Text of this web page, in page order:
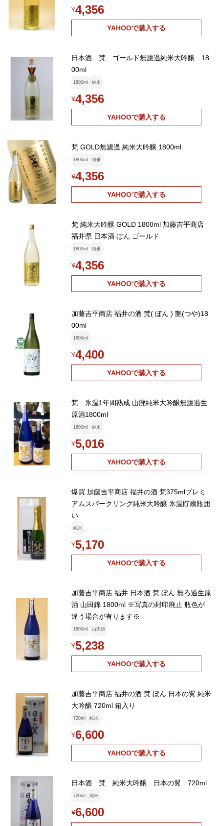
¥4,356
YAHOOで購入する
日本酒 梵 ゴールド無濾過純米大吟醸 18
00ml
1800ml 純米
¥4,356
YAHOOで購入する
梵 GOLD無濾過 純米大吟醸 1800ml
1800ml 純米
¥4,356
YAHOOで購入する
梵 純米大吟醸 GOLD 1800ml 加藤吉平商店
福井県 日本酒 ぼん ゴールド
1800ml 純米
¥4,356
YAHOOで購入する
加藤吉平商店 福井の酒 梵( ぼん ) 艶(つや)18
00ml
1800ml
¥4,400
YAHOOで購入する
梵 氷温1年間熟成 山廃純米大吟醸無濾過生
原酒1800ml
1800ml 純米
¥5,016
YAHOOで購入する
爆買 加藤吉平商店 福井の酒 梵375mlプレミ
アムスパークリング純米大吟醸 氷温貯蔵瓶囲
い
純米
¥5,170
YAHOOで購入する
加藤吉平商店 福井 日本酒 梵 ぼん 無ろ過生原
酒 山田錦 1800ml ※写真の封印廃止 瓶色が
違う場合が有ります※
1800ml 山田錦
¥5,238
YAHOOで購入する
加藤吉平商店 福井の酒 梵 ぼん 日本の翼 純米
大吟醸 720ml 箱入り
720ml 純米
¥6,600
YAHOOで購入する
日本酒 梵 純米大吟醸 日本の翼 720ml
720ml 純米
¥6,600